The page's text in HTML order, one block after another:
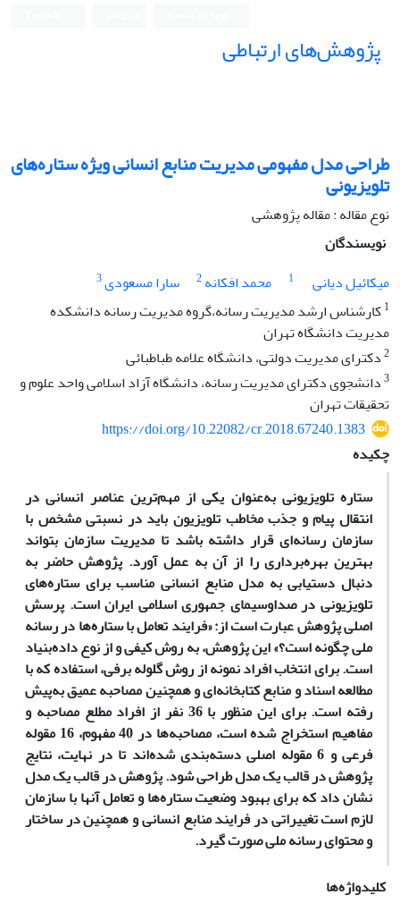
پژوهش‌های ارتباطی
طراحی مدل مفهومی مدیریت منابع انسانی ویژه ستاره‌های
تلویزیونی
نوع مقاله : مقاله پژوهشی
نویسندگان
میکائیل دیانی
1 محمد افکانه2 سارا مسعودی3
1کارشناس ارشد مدیریت رسانه،گروه مدیریت رسانه دانشکده
مدیریت دانشگاه تهران
2دکترای مدیریت دولتی، دانشگاه علامه طباطبائی
3دانشجوی دکترای مدیریت رسانه، دانشگاه آزاد اسلامی واحد علوم و
تحقیقات تهران
https://doi.org/10.22082/cr.2018.67240.1383
چکیده
ستاره تلویزیونی به‌عنوان یکی از مهم‌ترین عناصر انسانی در
انتقال پیام و جذب مخاطب تلویزیون باید در نسبتی مشخص با
سازمان رسانه‌ای قرار داشته باشد تا مدیریت سازمان بتواند
بهترین بهره‌برداری را از آن به عمل آورد. پژوهش حاضر به
دنبال دستیابی به مدل منابع انسانی مناسب برای ستاره‌های
تلویزیونی در صداوسیمای جمهوری اسلامی ایران است. پرسش
اصلی پژوهش عبارت است از: «فرایند تعامل با ستاره‌ها در رسانه
ملی چگونه است؟» این پژوهش، به روش کیفی و از نوع داده‌بنیاد
است. برای انتخاب افراد نمونه از روش گلوله برفی، استفاده که با
مطالعه اسناد و منابع کتابخانه‌ای و همچنین مصاحبه عمیق به‌پیش
رفته است. برای این منظور با 36 نفر از افراد مطلع مصاحبه و
مفاهیم استخراج ‌شده است، مصاحبه‌ها در 40 مفهوم، 16 مقوله
فرعی و 6 مقوله اصلی دسته‌بندی ‌شده‌اند تا در نهایت، نتایج
پژوهش در قالب یک مدل طراحی شود. پژوهش در قالب یک مدل
نشان داد که برای بهبود وضعیت ستاره‌ها و تعامل آنها با سازمان
لازم است تغییراتی در فرایند منابع انسانی و همچنین در ساختار
و محتوای رسانه ملی صورت گیرد.
کلیدواژه‌ها